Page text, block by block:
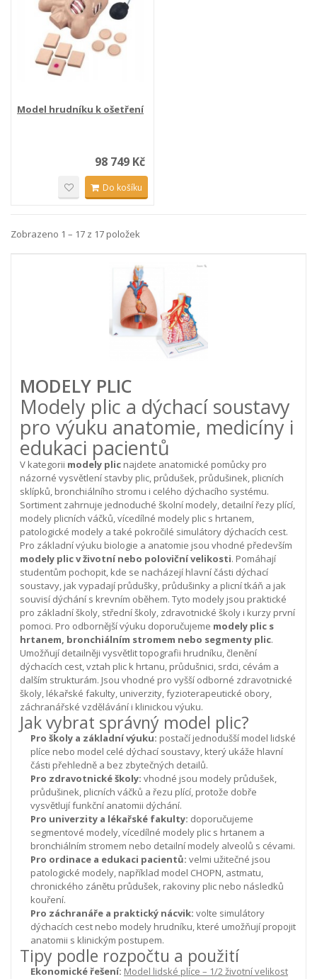
Model hrudníku k ošetření
98 749 Kč
Do košíku
Zobrazeno 1 – 17 z 17 položek
MODELY PLIC
Modely plic a dýchací soustavy
pro výuku anatomie, medicíny i
edukaci pacientů
V kategorii modely plic najdete anatomické pomůcky pro
názorné vysvětlení stavby plic, průdušek, průdušinek, plicních
sklípků, bronchiálního stromu i celého dýchacího systému.
Sortiment zahrnuje jednoduché školní modely, detailní řezy plící,
modely plicních váčků, vícedílné modely plic s hrtanem,
patologické modely a také pokročilé simulátory dýchacích cest.
Pro základní výuku biologie a anatomie jsou vhodné především
modely plic v životní nebo poloviční velikosti. Pomáhají
studentům pochopit, kde se nacházejí hlavní části dýchací
soustavy, jak vypadají průdušky, průdušinky a plicní tkáň a jak
souvisí dýchání s krevním oběhem. Tyto modely jsou praktické
pro základní školy, střední školy, zdravotnické školy i kurzy první
pomoci. Pro odbornější výuku doporučujeme modely plic s
hrtanem, bronchiálním stromem nebo segmenty plic.
Umožňují detailněji vysvětlit topografii hrudníku, členění
dýchacích cest, vztah plic k hrtanu, průdušnici, srdci, cévám a
dalším strukturám. Jsou vhodné pro vyšší odborné zdravotnické
školy, lékařské fakulty, univerzity, fyzioterapeutické obory,
záchranářské vzdělávání i klinickou výuku.
Jak vybrat správný model plic?
Pro školy a základní výuku: postačí jednodušší model lidské
plíce nebo model celé dýchací soustavy, který ukáže hlavní
části přehledně a bez zbytečných detailů.
Pro zdravotnické školy: vhodné jsou modely průdušek,
průdušinek, plicních váčků a řezu plící, protože dobře
vysvětlují funkční anatomii dýchání.
Pro univerzity a lékařské fakulty: doporučujeme
segmentové modely, vícedílné modely plic s hrtanem a
bronchiálním stromem nebo detailní modely alveolů s cévami.
Pro ordinace a edukaci pacientů: velmi užitečné jsou
patologické modely, například model CHOPN, astmatu,
chronického zánětu průdušek, rakoviny plic nebo následků
kouření.
Pro záchranáře a praktický nácvik: volte simulátory
dýchacích cest nebo modely hrudníku, které umožňují propojit
anatomii s klinickým postupem.
Tipy podle rozpočtu a použití
Ekonomické řešení: Model lidské plíce – 1/2 životní velikost